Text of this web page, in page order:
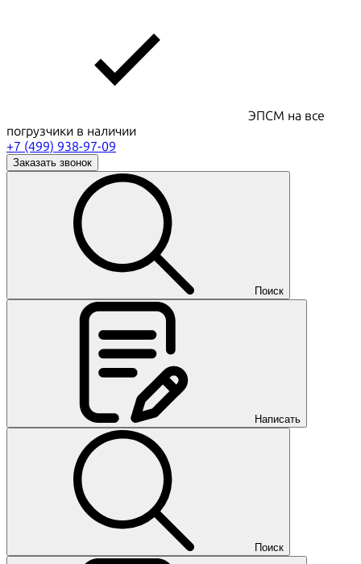
ЭПСМ на все
погрузчики в наличии
+7 (499) 938-97-09
Заказать звонок
Поиск
Написать
Поиск